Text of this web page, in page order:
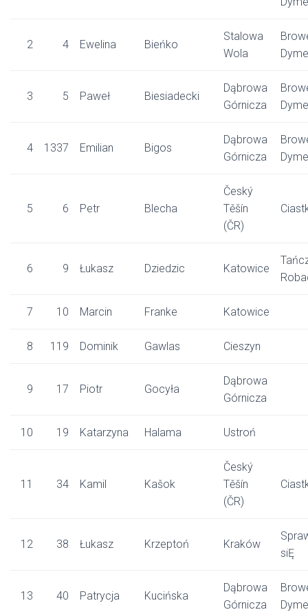
2 4 Ewelina Bieńko
Stalowa
Wola
3 5 Paweł Biesiadecki
Dąbrowa
Górnicza
4 1337 Emilian Bigos
Dąbrowa
Górnicza
5 6 Petr Blecha
Český
Těšín
(ČR)
6 9 Łukasz Dziedzic Katowice
7 10 Marcin Franke Katowice
8 119 Dominik Gawlas Cieszyn
9 17 Piotr Gocyła
Dąbrowa
Górnicza
10 19 Katarzyna Halama Ustroń
11 34 Kamil Kašok
Český
Těšín
(ČR)
12 38 Łukasz Krzeptoń Kraków
siĘ
13 40 Patrycja Kucińska
Dąbrowa
Górnicza